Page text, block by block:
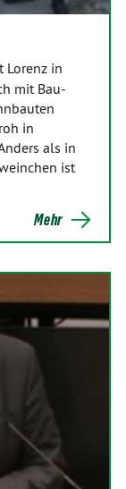
Lorenz in
mit Bau-
in
als in
ist
Mehr